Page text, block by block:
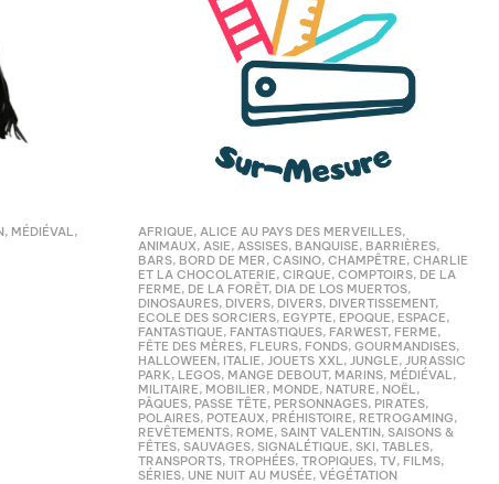
, MÉDIÉVAL,
AFRIQUE, ALICE AU PAYS DES MERVEILLES,
ANIMAUX, ASIE, ASSISES, BANQUISE, BARRIÈRES,
BARS, BORD DE MER, CASINO, CHAMPÊTRE, CHARLIE
ET LA CHOCOLATERIE, CIRQUE, COMPTOIRS, DE LA
FERME, DE LA FORÊT, DIA DE LOS MUERTOS,
DINOSAURES, DIVERS, DIVERS, DIVERTISSEMENT,
ECOLE DES SORCIERS, EGYPTE, EPOQUE, ESPACE,
FANTASTIQUE, FANTASTIQUES, FARWEST, FERME,
FÊTE DES MÈRES, FLEURS, FONDS, GOURMANDISES,
HALLOWEEN, ITALIE, JOUETS XXL, JUNGLE, JURASSIC
PARK, LEGOS, MANGE DEBOUT, MARINS, MÉDIÉVAL,
MILITAIRE, MOBILIER, MONDE, NATURE, NOËL,
PÂQUES, PASSE TÊTE, PERSONNAGES, PIRATES,
POLAIRES, POTEAUX, PRÉHISTOIRE, RETROGAMING,
REVÊTEMENTS, ROME, SAINT VALENTIN, SAISONS &
FÊTES, SAUVAGES, SIGNALÉTIQUE, SKI, TABLES,
TRANSPORTS, TROPHÉES, TROPIQUES, TV, FILMS,
SÉRIES, UNE NUIT AU MUSÉE, VÉGÉTATION